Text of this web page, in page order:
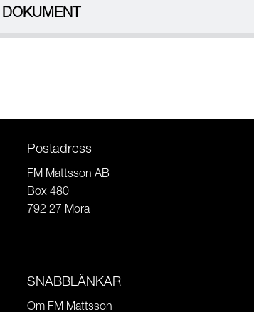
DOKUMENT
Postadress
FM Mattsson AB
Box 480
792 27 Mora
SNABBLÄNKAR
Om FM Mattsson